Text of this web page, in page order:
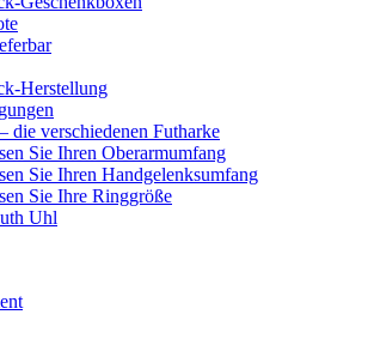
Herstellung
die verschiedenen Futharke
Sie Ihren Oberarmumfang
Sie Ihren Handgelenksumfang
Sie Ihre Ringgröße
Uhl